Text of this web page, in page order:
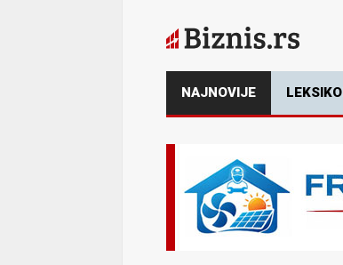
NAJNOVIJE